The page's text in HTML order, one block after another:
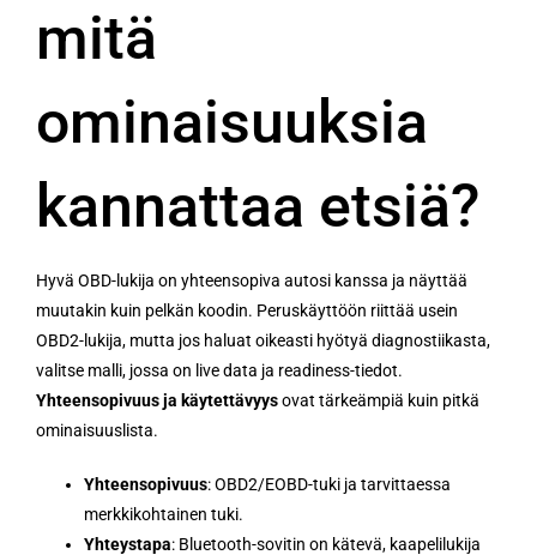
mitä
ominaisuuksia
kannattaa etsiä?
Hyvä OBD-lukija on yhteensopiva autosi kanssa ja näyttää
muutakin kuin pelkän koodin. Peruskäyttöön riittää usein
OBD2-lukija, mutta jos haluat oikeasti hyötyä diagnostiikasta,
valitse malli, jossa on live data ja readiness-tiedot.
Yhteensopivuus ja käytettävyysovat tärkeämpiä kuin pitkä
ominaisuuslista.
Yhteensopivuus: OBD2/EOBD-tuki ja tarvittaessa
merkkikohtainen tuki.
Yhteystapa: Bluetooth-sovitin on kätevä, kaapelilukija